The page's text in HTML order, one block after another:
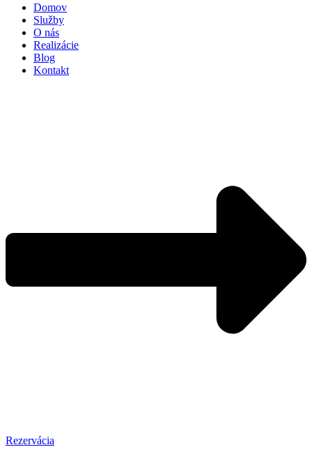
Domov
Služby
O nás
Realizácie
Blog
Kontakt
Rezervácia